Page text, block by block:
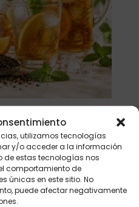
utilizamos tecnologías
y/o acceder a la información
de estas tecnologías nos
comportamiento de
únicas en este sitio. No
puede afectar negativamente
0,25l.